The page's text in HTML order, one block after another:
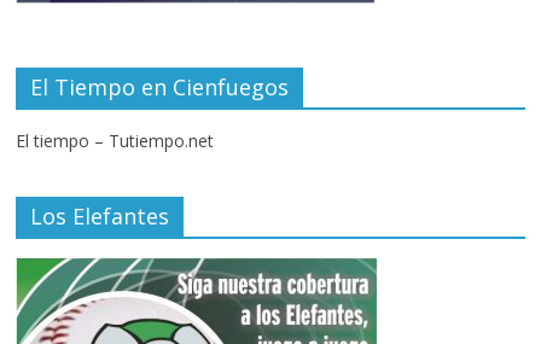
El Tiempo en Cienfuegos
El tiempo – Tutiempo.net
Los Elefantes